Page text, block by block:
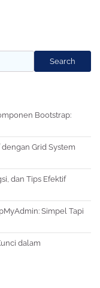
Search
Bootstrap:
Grid System
dan Tips Efektif
Simpel Tapi
dalam